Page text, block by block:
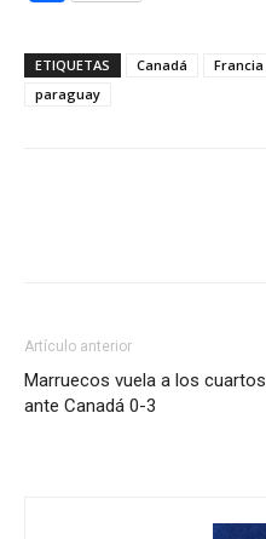
ETIQUETAS Canadá Francia
paraguay
Artículo anterior
Marruecos vuela a los cuartos
ante Canadá 0-3